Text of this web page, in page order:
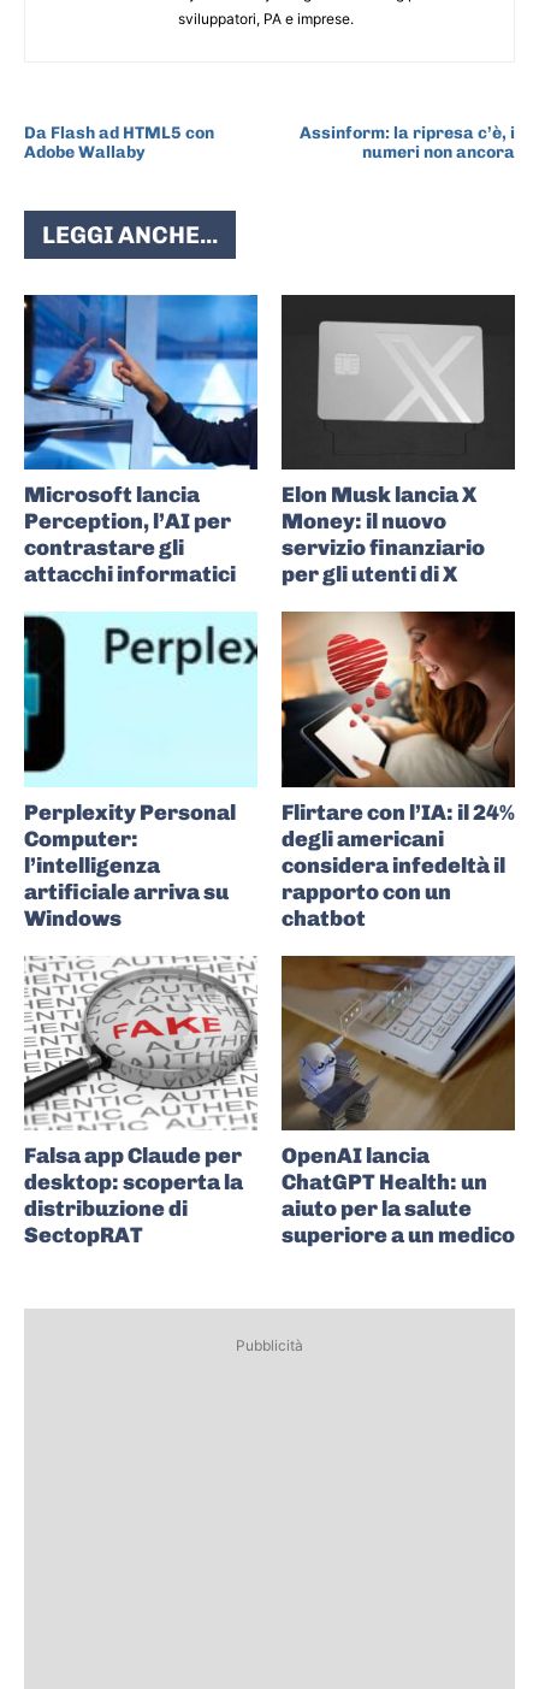
sviluppatori, PA e imprese.
Da Flash ad HTML5 con
Adobe Wallaby
Assinform: la ripresa c’è, i
numeri non ancora
LEGGI ANCHE...
Microsoft lancia
Perception, l’AI per
contrastare gli
attacchi informatici
Elon Musk lancia X
Money: il nuovo
servizio finanziario
per gli utenti di X
Perplexity Personal
Computer:
l’intelligenza
artificiale arriva su
Windows
Flirtare con l’IA: il 24%
degli americani
considera infedeltà il
rapporto con un
chatbot
Falsa app Claude per
desktop: scoperta la
distribuzione di
SectopRAT
OpenAI lancia
ChatGPT Health: un
aiuto per la salute
superiore a un medico
Pubblicità